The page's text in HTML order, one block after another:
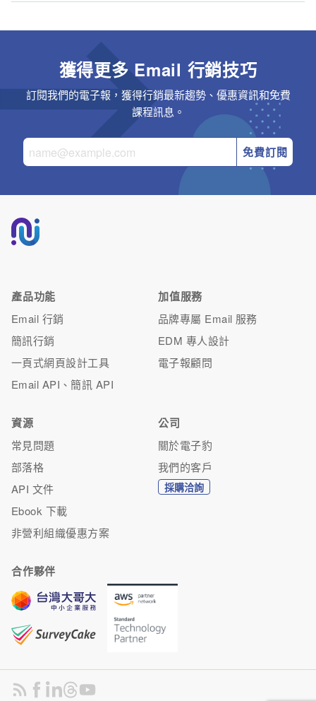
獲得更多 Email 行銷技巧
訂閱我們的電子報，獲得行銷最新趨勢、優惠資訊和免費
課程訊息。
免費訂閱
產品功能
Email 行銷
簡訊行銷
一頁式網頁設計工具
Email API、簡訊 API
加值服務
品牌專屬 Email 服務
EDM 專人設計
電子報顧問
資源
常見問題
部落格
API 文件
Ebook 下載
非營利組織優惠方案
公司
關於電子豹
我們的客戶
採購洽詢
合作夥伴